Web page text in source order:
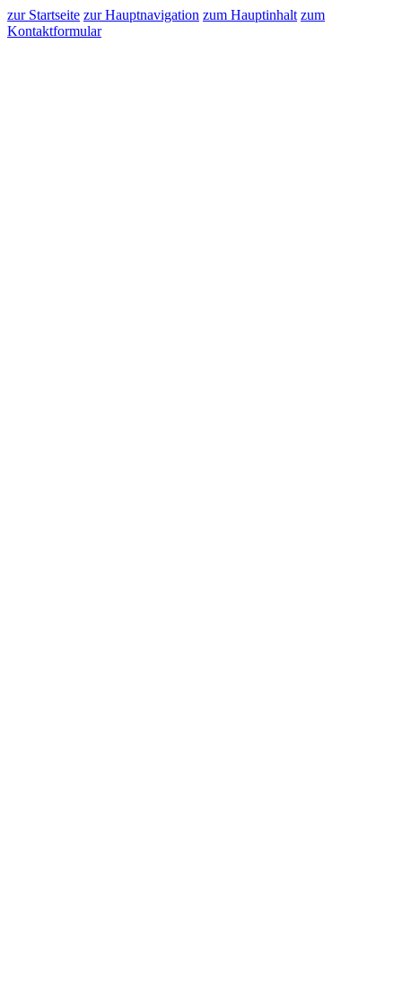
zur Startseite zur Hauptnavigation zum Hauptinhalt zum
Kontaktformular